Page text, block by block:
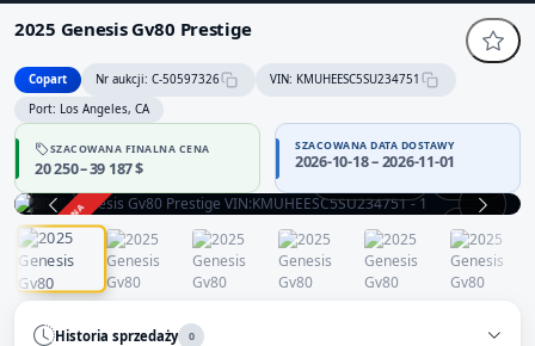
2025 Genesis Gv80 Prestige
Copart Nr aukcji: C-50597326
VIN: KMUHEESC5SU234751
Port: Los Angeles, CA
SZACOWANA FINALNA CENA
20 250 – 39 187 $
SZACOWANA DATA DOSTAWY
2026-10-18 – 2026-11-01
ZAKOŃCZONA
Historia sprzedaży 0